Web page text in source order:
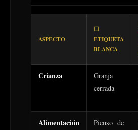
ASPECTO
⬜
ETIQUETA
BLANCA
Crianza
Granja
cerrada
Alimentación
Pienso de